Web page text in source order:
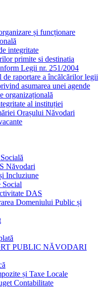
și funcționare
integritate
primite si destinatia
Legii nr. 251/2004
de raportare a încălcărilor legii
asumarea unei agende
organizațională
al instituției
Orașului Năvodari
Năvodari
Incluziune
Social
DAS
Domeniului Public și
PUBLIC NĂVODARI
și Taxe Locale
Contabilitate